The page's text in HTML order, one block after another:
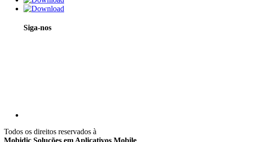
Siga-nos
Todos os direitos reservados à